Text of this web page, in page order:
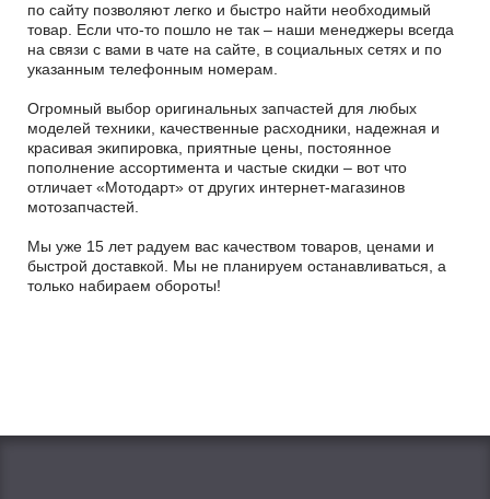
по сайту позволяют легко и быстро найти необходимый
товар. Если что-то пошло не так – наши менеджеры всегда
на связи с вами в чате на сайте, в социальных сетях и по
указанным телефонным номерам.
Огромный выбор оригинальных запчастей для любых
моделей техники, качественные расходники, надежная и
красивая экипировка, приятные цены, постоянное
пополнение ассортимента и частые скидки – вот что
отличает «Мотодарт» от других интернет-магазинов
мотозапчастей.
Мы уже 15 лет радуем вас качеством товаров, ценами и
быстрой доставкой. Мы не планируем останавливаться, а
только набираем обороты!